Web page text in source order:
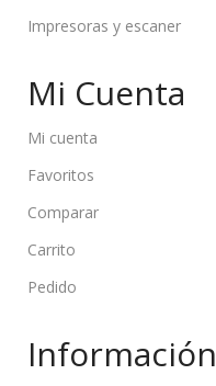
Impresoras y escaner
Mi Cuenta
Mi cuenta
Favoritos
Comparar
Carrito
Pedido
Información